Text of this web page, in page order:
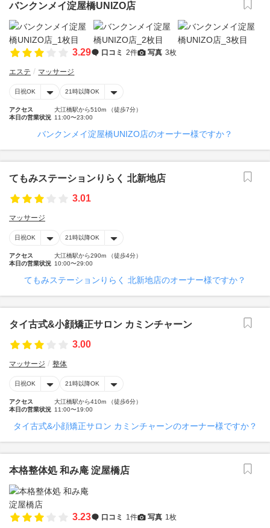
バンクンメイ淀屋橋UNIZO店
3.29 口コミ 2件 写真 3枚
エステ マッサージ
日祝OK 21時以降OK
アクセス
大江橋駅から510m （徒歩7分）
本日の営業状況 11:00〜23:00
バンクンメイ淀屋橋UNIZO店のオーナー様ですか？
てもみステーションりらく 北新地店
3.01
マッサージ
日祝OK 21時以降OK
アクセス
大江橋駅から290m （徒歩4分）
本日の営業状況 10:00〜29:00
てもみステーションりらく 北新地店のオーナー様ですか？
タイ古式&小顔矯正サロン カミンチャーン
3.00
マッサージ 整体
日祝OK 21時以降OK
アクセス
大江橋駅から410m （徒歩6分）
本日の営業状況 11:00〜19:00
タイ古式&小顔矯正サロン カミンチャーンのオーナー様ですか？
本格整体処 和み庵 淀屋橋店
3.23 口コミ 1件 写真 1枚